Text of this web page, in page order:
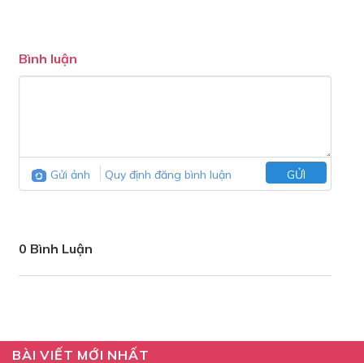
Bình luận
Gửi ảnh Quy định đăng bình luận GỬI
0 Bình Luận
BÀI VIẾT MỚI NHẤT